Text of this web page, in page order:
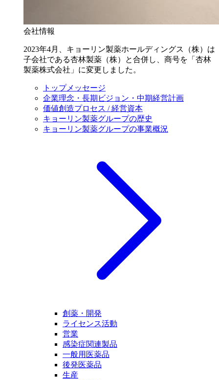
会社情報
2023年4月、キョーリン製薬ホールディングス（株）は
子会社である杏林製薬（株）と合併し、商号を「杏林
製薬株式会社」に変更しました。
トップメッセージ
企業理念・長期ビジョン・中期経営計画
価値創造プロセス / 経営資本
キョーリン製薬グループの歴史
キョーリン製薬グループの事業概況
創薬・開発
ライセンス活動
営業
感染症関連製品
一般用医薬品
後発医薬品
生産